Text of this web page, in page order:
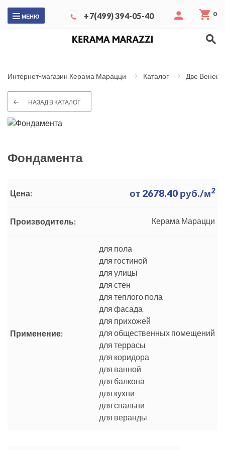
МЕНЮ +7(499) 394-05-40 0
Интернет-магазин Керама Марацци Каталог Две
НАЗАД В КАТАЛОГ
Фондамента
Цена: от 2678.40 руб./м2
Производитель: Керама Марацци
Применение:
для пола
для гостиной
для улицы
для стен
для теплого пола
для фасада
для прихожей
для общественных помещений
для террасы
для коридора
для ванной
для балкона
для кухни
для спальни
для веранды